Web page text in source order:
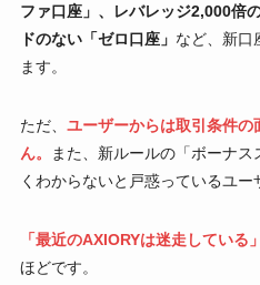
ファ口座」、レバレッジ2,000倍
ドのない「ゼロ口座」 など、新口
ます。
ただ、 ユーザーからは取引条件
ん。
また、新ルールの「ボーナ
くわからないと戸惑っているユー
「最近のAXIORYは迷走している」
ほどです。